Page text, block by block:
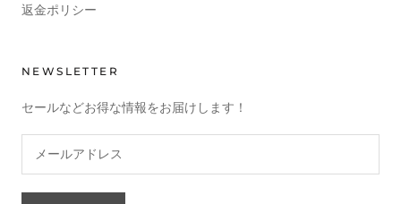
返金ポリシー
NEWSLETTER
セールなどお得な情報をお届けします！